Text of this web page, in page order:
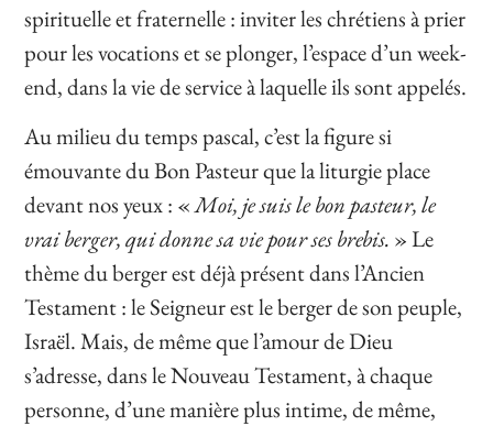
spirituelle et fraternelle : inviter les chrétiens à prier
pour les vocations et se plonger, l’espace d’un week-
end, dans la vie de service à laquelle ils sont appelés.
Au milieu du temps pascal, c’est la figure si
émouvante du Bon Pasteur que la liturgie place
devant nos yeux : «Moi, je suis le bon pasteur, le
vrai berger, qui donne sa vie pour ses brebis. » Le
thème du berger est déjà présent dans l’Ancien
Testament : le Seigneur est le berger de son peuple,
Israël. Mais, de même que l’amour de Dieu
s’adresse, dans le Nouveau Testament, à chaque
personne, d’une manière plus intime, de même,